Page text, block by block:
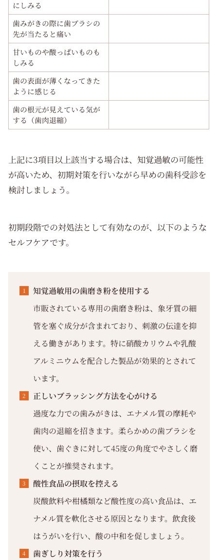
にしみる
歯みがきの際に歯ブラシの
先が当たると痛い
甘いものや酸っぱいものも
しみる
歯の表面が薄くなってきた
ように感じる
歯の根元が見えている気が
する（歯肉退縮）
上記に3項目以上該当する場合は、知覚過敏の可能性
が高いため、初期対策を行いながら早めの歯科受診を
検討しましょう。
初期段階での対処法として有効なのが、以下のような
セルフケアです。
知覚過敏用の歯磨き粉を使用する
市販されている専用の歯磨き粉は、象牙質の細
管を塞ぐ成分が含まれており、刺激の伝達を抑
える働きがあります。特に硝酸カリウムや乳酸
アルミニウムを配合した製品が効果的とされて
います。
正しいブラッシング方法を心がける
過度な力での歯みがきは、エナメル質の摩耗や
歯肉の退縮を招きます。柔らかめの歯ブラシを
使い、歯ぐきに対して45度の角度でやさしく磨
くことが推奨されます。
酸性食品の摂取を控える
炭酸飲料や柑橘類など酸性度の高い食品は、エ
ナメル質を軟化させる原因となります。飲食後
はうがいを行い、酸の中和を促しましょう。
歯ぎしり対策を行う